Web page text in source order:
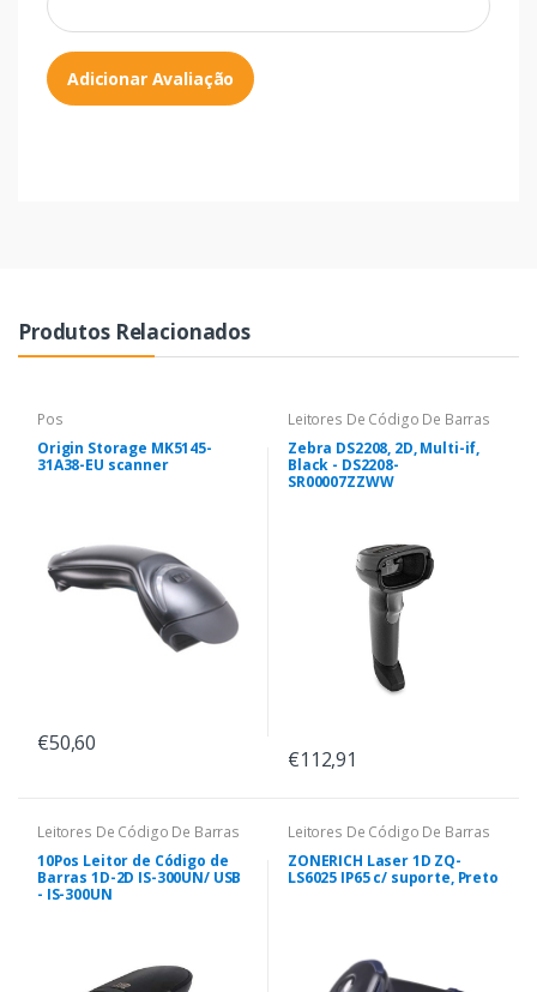
Adicionar Avaliação
Produtos Relacionados
Pos
Origin Storage MK5145-
31A38-EU scanner
€50,60
Leitores De Código De Barras
Zebra DS2208, 2D, Multi-if,
Black - DS2208-
SR00007ZZWW
€112,91
Leitores De Código De Barras
10Pos Leitor de Código de
Barras 1D-2D IS-300UN/ USB
- IS-300UN
Leitores De Código De Barras
ZONERICH Laser 1D ZQ-
LS6025 IP65 c/ suporte, Preto